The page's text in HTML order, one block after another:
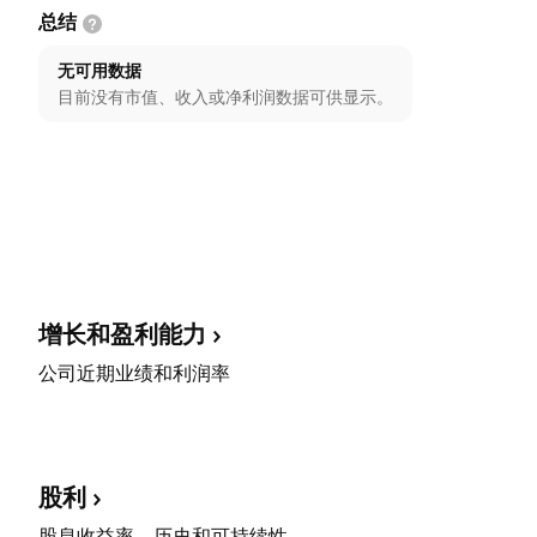
总结
无可用数据
目前没有市值、收入或净利润数据可供显示。
增长和盈利能力
公司近期业绩和利润率
股利